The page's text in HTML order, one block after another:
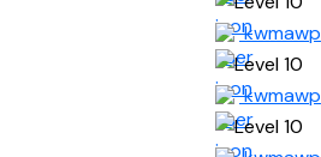
kwmawp
kwmawp